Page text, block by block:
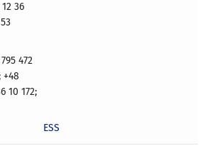
36
472
+48
10 172;
ESS